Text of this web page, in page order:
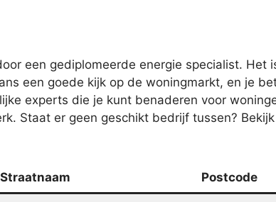
een gediplomeerde energie specialist. Het
een goede kijk op de woningmarkt, en je
experts die je kunt benaderen voor
Staat er geen geschikt bedrijf tussen?
Straatnaam Postcode